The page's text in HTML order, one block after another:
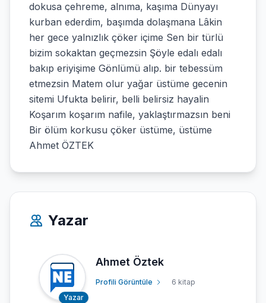
dokusa çehreme, alnıma, kaşıma Dünyayı
kurban ederdim, başımda dolaşmana Lâkin
her gece yalnızlık çöker içime Sen bir türlü
bizim sokaktan geçmezsin Şöyle edalı edalı
bakıp eriyişime Gönlümü alıp. bir tebessüm
etmezsin Matem olur yağar üstüme gecenin
sitemi Ufukta belirir, belli belirsiz hayalin
Koşarım koşarım nafile, yaklaştırmazsın beni
Bir ölüm korkusu çöker üstüme, üstüme
Ahmet ÖZTEK
Yazar
Yazar
Ahmet Öztek
Profili Görüntüle 6 kitap